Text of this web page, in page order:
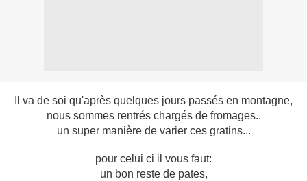
Il va de soi qu'après quelques jours passés en montagne,
nous sommes rentrés chargés de fromages..
un super manière de varier ces gratins...
pour celui ci il vous faut:
un bon reste de pates,